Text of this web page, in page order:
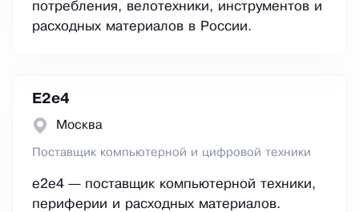
потребления, велотехники, инструментов и
расходных материалов в России.
E2е4
Москва
Поставщик компьютерной и цифровой техники
e2e4 — поставщик компьютерной техники,
периферии и расходных материалов.